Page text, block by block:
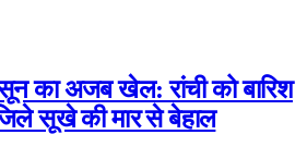
का अजब खेल: रांची को बारिश
सूखे की मार से बेहाल